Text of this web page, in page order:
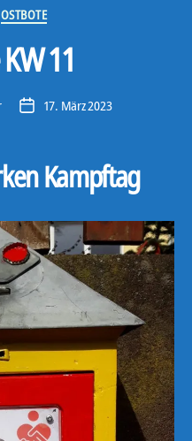
Kategorien
OSTBOTE
11
Veröffentlichungsdatum
17. März 2023
Kampftag